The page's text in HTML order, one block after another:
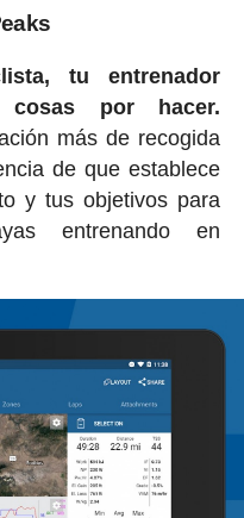
tu entrenador
por hacer.
más de recogida
de que establece
y tus objetivos para
entrenando en